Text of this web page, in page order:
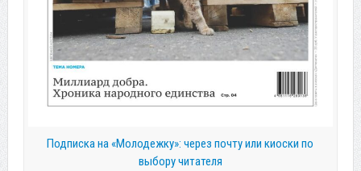
Подписка на «Молодежку»: через почту или киоски по
выбору читателя